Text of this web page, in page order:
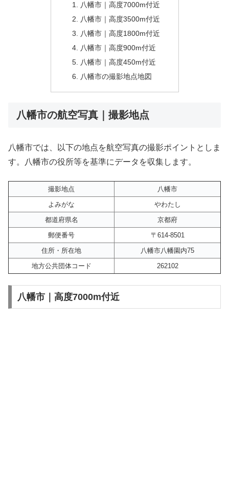
八幡市｜高度7000m付近
八幡市｜高度3500m付近
八幡市｜高度1800m付近
八幡市｜高度900m付近
八幡市｜高度450m付近
八幡市の撮影地点地図
八幡市の航空写真｜撮影地点
八幡市では、以下の地点を航空写真の撮影ポイントとしま
す。八幡市の役所等を基準にデータを収集します。
撮影地点
八幡市
よみがな
やわたし
都道府県名
京都府
郵便番号
〒614-8501
住所・所在地
八幡市八幡園内75
地方公共団体コード
262102
八幡市｜高度7000m付近